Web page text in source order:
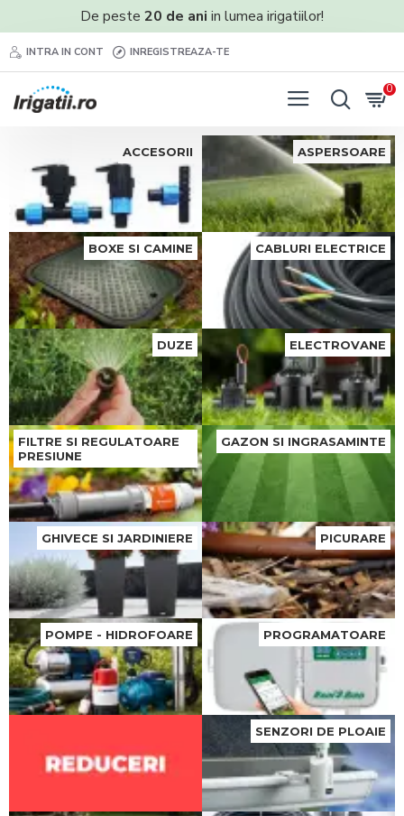
De peste 20 de ani in lumea irigatiilor!
INTRA IN CONT INREGISTREAZA-TE
0
ACCESORII ASPERSOARE
BOXE SI CAMINE CABLURI ELECTRICE
DUZE ELECTROVANE
FILTRE SI REGULATOARE
PRESIUNE
GAZON SI INGRASAMINTE
GHIVECE SI JARDINIERE PICURARE
POMPE - HIDROFOARE PROGRAMATOARE
SENZORI DE PLOAIE